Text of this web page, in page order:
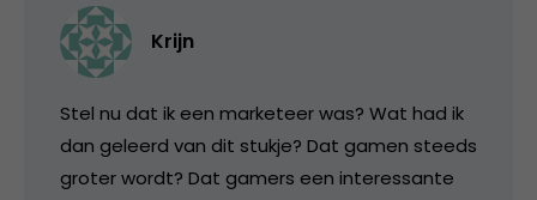
Krijn
Stel nu dat ik een marketeer was? Wat had ik
dan geleerd van dit stukje? Dat gamen steeds
groter wordt? Dat gamers een interessante